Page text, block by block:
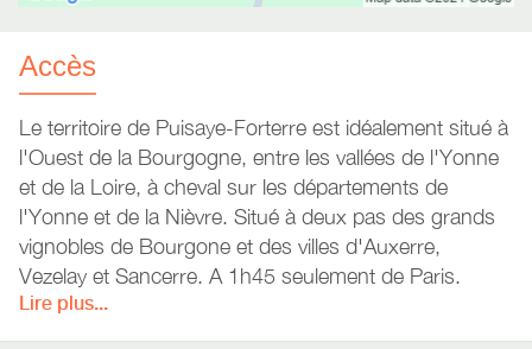
Accès
Le territoire de Puisaye-Forterre est idéalement situé à
l'Ouest de la Bourgogne, entre les vallées de l'Yonne
et de la Loire, à cheval sur les départements de
l'Yonne et de la Nièvre. Situé à deux pas des grands
vignobles de Bourgone et des villes d'Auxerre,
Vezelay et Sancerre. A 1h45 seulement de Paris.
En bus, en train, en avion:
Lire plus...